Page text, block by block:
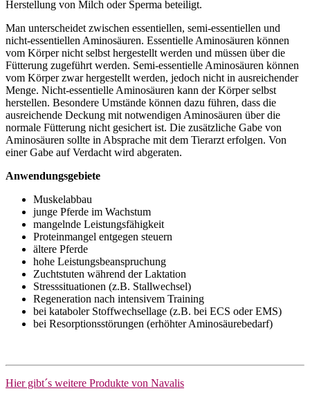
Herstellung von Milch oder Sperma beteiligt.
Man unterscheidet zwischen essentiellen, semi-essentiellen und
nicht-essentiellen Aminosäuren. Essentielle Aminosäuren können
vom Körper nicht selbst hergestellt werden und müssen über die
Fütterung zugeführt werden. Semi-essentielle Aminosäuren können
vom Körper zwar hergestellt werden, jedoch nicht in ausreichender
Menge. Nicht-essentielle Aminosäuren kann der Körper selbst
herstellen. Besondere Umstände können dazu führen, dass die
ausreichende Deckung mit notwendigen Aminosäuren über die
normale Fütterung nicht gesichert ist. Die zusätzliche Gabe von
Aminosäuren sollte in Absprache mit dem Tierarzt erfolgen. Von
einer Gabe auf Verdacht wird abgeraten.
Anwendungsgebiete
Muskelabbau
junge Pferde im Wachstum
mangelnde Leistungsfähigkeit
Proteinmangel entgegen steuern
ältere Pferde
hohe Leistungsbeanspruchung
Zuchtstuten während der Laktation
Stresssituationen (z.B. Stallwechsel)
Regeneration nach intensivem Training
bei kataboler Stoffwechsellage (z.B. bei ECS oder EMS)
bei Resorptionsstörungen (erhöhter Aminosäurebedarf)
Hier gibt´s weitere Produkte von Navalis